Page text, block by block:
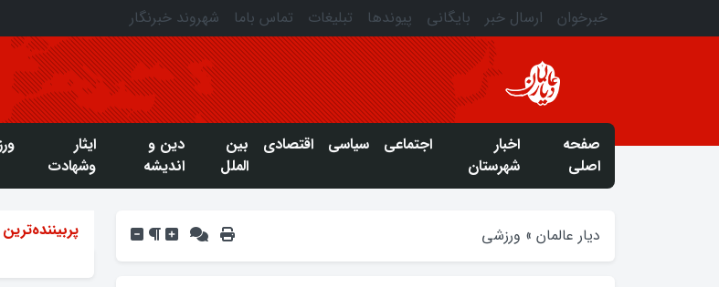
خبرخوان ارسال خبر بایگانی پیوندها تبلیغات تماس باما شهروند خبرنگار
صفحه
اصلی
اخبار
شهرستان
اجتماعی سیاسی اقتصادی
بین
الملل
دین و
اندیشه
ایثار
وشهادت
دیار عالمان » ورزشی پربیننده‌ترین